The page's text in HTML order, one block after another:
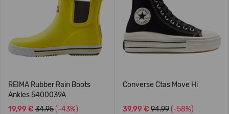
REIMA Rubber Rain Boots
Ankles 5400039A
19,99 € 34.95 (-43%)
Converse Ctas Move Hi
39,99 € 94.99 (-58%)